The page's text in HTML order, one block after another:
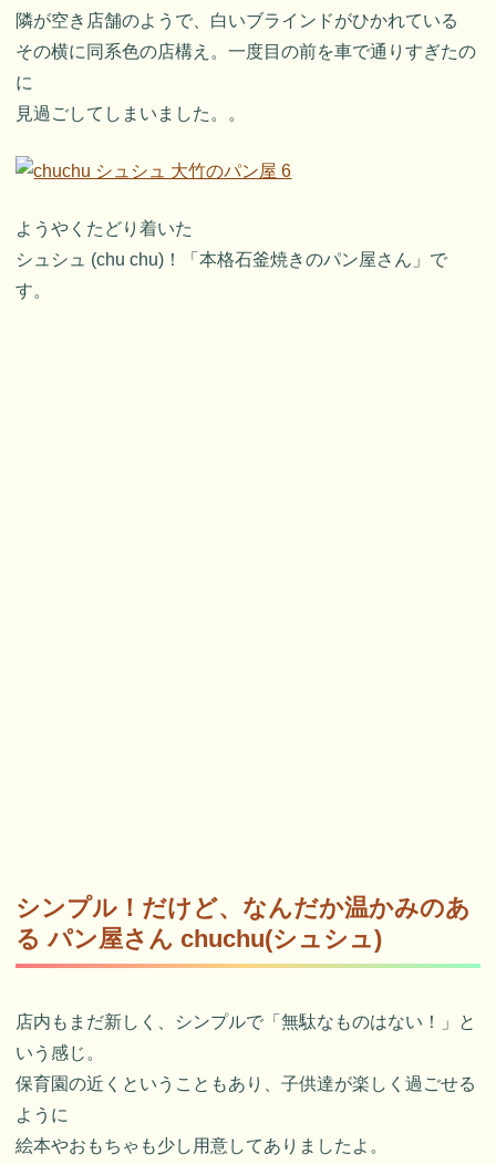
隣が空き店舗のようで、白いブラインドがひかれている
その横に同系色の店構え。一度目の前を車で通りすぎたの
に
見過ごしてしまいました。。
ようやくたどり着いた
シュシュ (chu chu)！「本格石釜焼きのパン屋さん」で
す。
シンプル！だけど、なんだか温かみのあ
る パン屋さん chuchu(シュシュ)
店内もまだ新しく、シンプルで「無駄なものはない！」と
いう感じ。
保育園の近くということもあり、子供達が楽しく過ごせる
ように
絵本やおもちゃも少し用意してありましたよ。